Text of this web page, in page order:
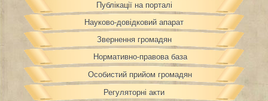
Публікації на порталі
Науково-довідковий апарат
Звернення громадян
Нормативно-правова база
Особистий прийом громадян
Регуляторні акти